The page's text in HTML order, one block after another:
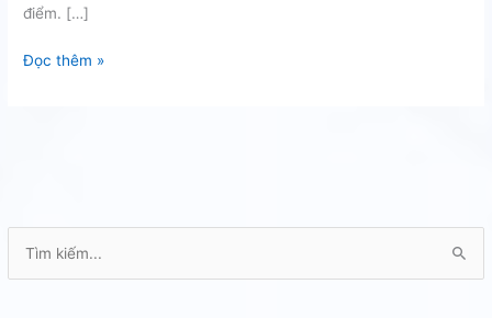
điểm. […]
Chuyên
HCM
Đọc thêm »